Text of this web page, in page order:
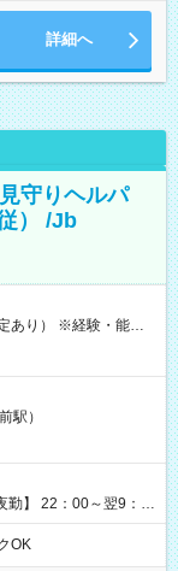
詳細へ
守りヘルパ
） /Jb
あり） ※経験・能力を
部分があります。 雇
1,610円以上
駅）
勤】 22：00～翌9：
記の時間
OK